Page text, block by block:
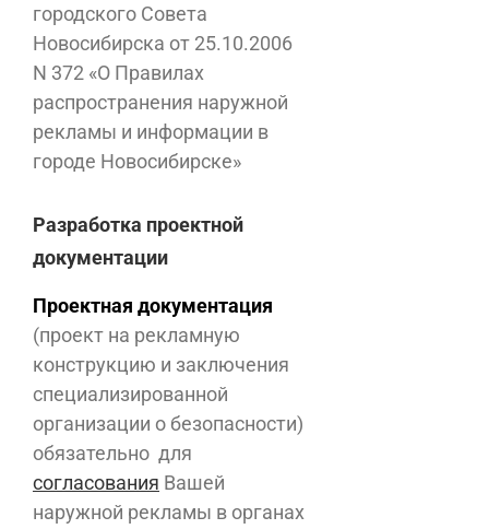
городского Совета
Новосибирска от 25.10.2006
N 372 «О Правилах
распространения наружной
рекламы и информации в
городе Новосибирске»
Разработка проектной
документации
Проектная документация
(проект на рекламную
конструкцию и заключения
специализированной
организации о безопасности)
обязательно для
согласования Вашей
наружной рекламы в органах